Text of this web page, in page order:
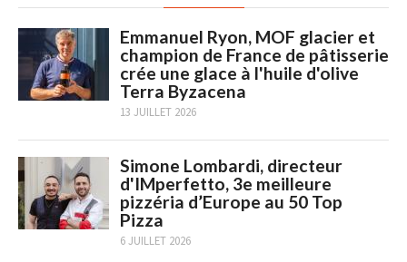
Emmanuel Ryon, MOF glacier et
champion de France de pâtisserie
crée une glace à l'huile d'olive
Terra Byzacena
13 JUILLET 2026
Simone Lombardi, directeur
d'IMperfetto, 3e meilleure
pizzéria d’Europe au 50 Top
Pizza
6 JUILLET 2026